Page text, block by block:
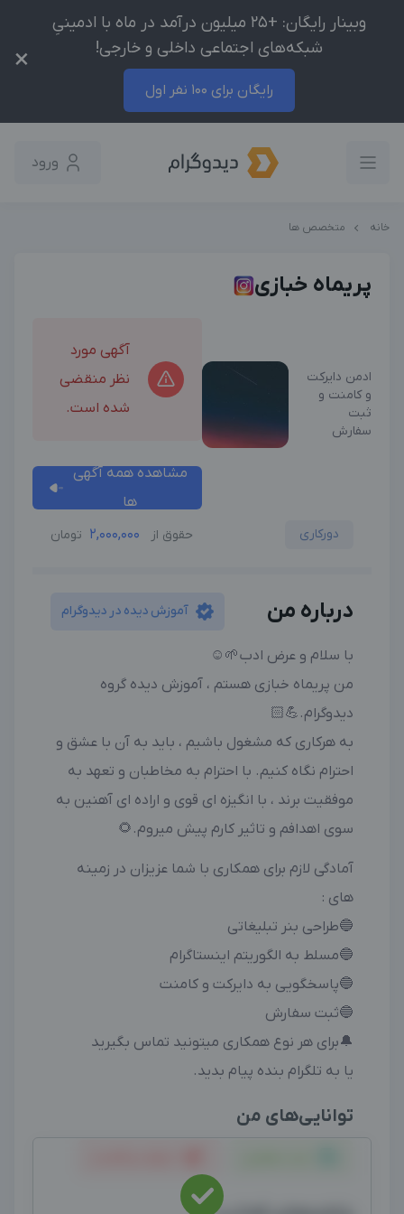
وبینار رایگان: +25 میلیون درآمد در ماه با ادمینیِ
شبکه‌های اجتماعی داخلی و خارجی!
رایگان برای 100 نفر اول
×
ورود
خانه متخصص ها
پریماه خبازی
ادمن دایرکت
و کامنت و
ثبت
سفارش
آگهی مورد
نظر منقضی
شده است.
مشاهده همه آگهی
ها
دورکاری حقوق از 2,000,000 تومان
درباره من آموزش دیده در دیدوگرام
با سلام و عرض ادب🌱☺️
من پریماه خبازی هستم ، آموزش دیده گروه
دیدوگرام.💪🏻
به هرکاری که مشغول باشیم ، باید به آن با عشق و
احترام نگاه کنیم. با احترام به مخاطبان و تعهد به
موفقیت برند ، با انگیزه ای قوی و اراده ای آهنین به
سوی اهدافم و تاثیر کارم پیش میروم.🌻
آمادگی لازم برای همکاری با شما عزیزان در زمینه
های :
🔵طراحی بنر تبلیغاتی
🔵مسلط به الگوریتم اینستاگرام
🔵پاسخگویی به دایرکت و کامنت
🔵ثبت سفارش
🔔برای هر نوع همکاری میتونید تماس بگیرید
یا به تلگرام بنده پیام بدید.
توانایی‌های من